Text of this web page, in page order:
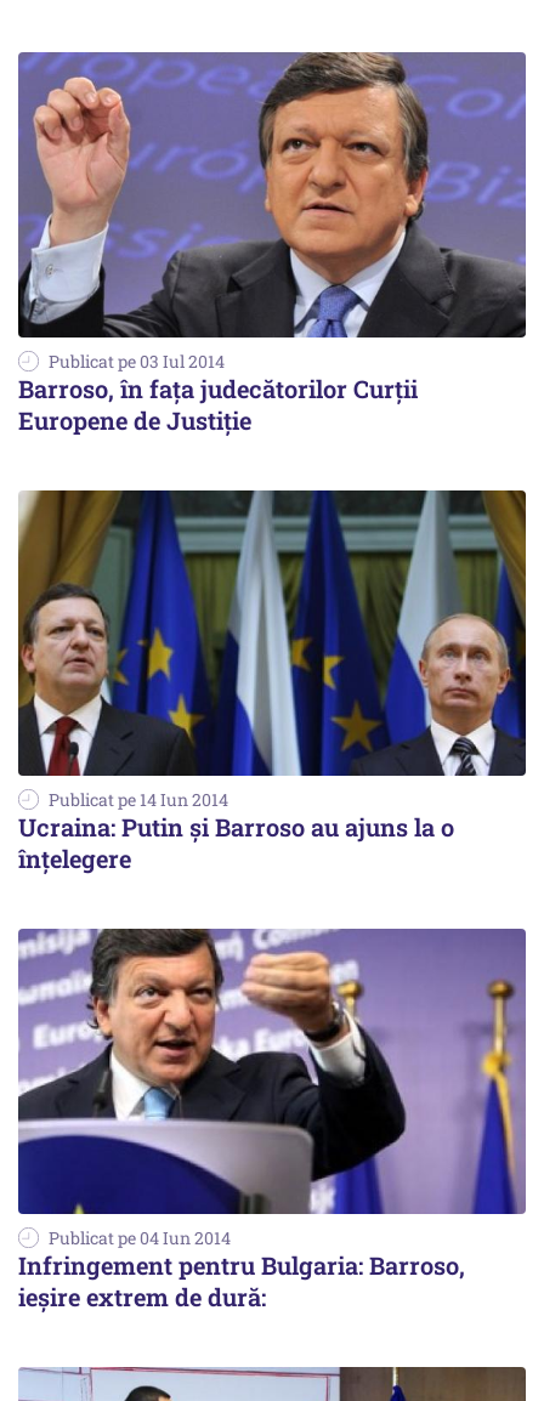
Publicat pe 03 Iul 2014
Barroso, în fața judecătorilor Curții
Europene de Justiție
Publicat pe 14 Iun 2014
Ucraina: Putin și Barroso au ajuns la o
înțelegere
Publicat pe 04 Iun 2014
Infringement pentru Bulgaria: Barroso,
ieșire extrem de dură: